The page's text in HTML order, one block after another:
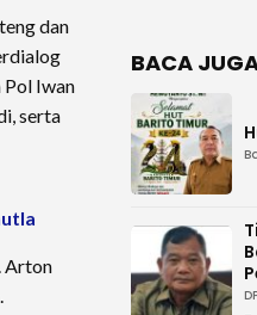
dan
Pol Iwan
serta
Arton
Juang
AD di
Raya
BACA